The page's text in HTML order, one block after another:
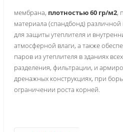
мембрана, плотностью 60 гр/м2,
материала (спандбонд)
для защиты утеплителя и
атмосферной влаги, а также
паров из утеплителя в зданиях
разделения, фильтрации, и
дренажных конструкциях, при
ограничении роста корней.